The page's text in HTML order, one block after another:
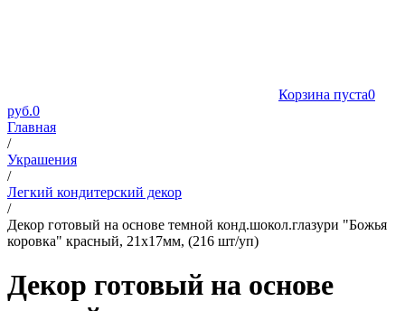
Корзина пуста0
руб.0
Главная
/
Украшения
/
Легкий кондитерский декор
/
Декор готовый на основе темной конд.шокол.глазури "Божья
коровка" красный, 21х17мм, (216 шт/уп)
Декор готовый на основе